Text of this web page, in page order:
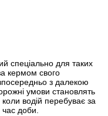
спеціально для таких
кермом свого
з далекою
умови становлять
водій перебуває за
час доби.